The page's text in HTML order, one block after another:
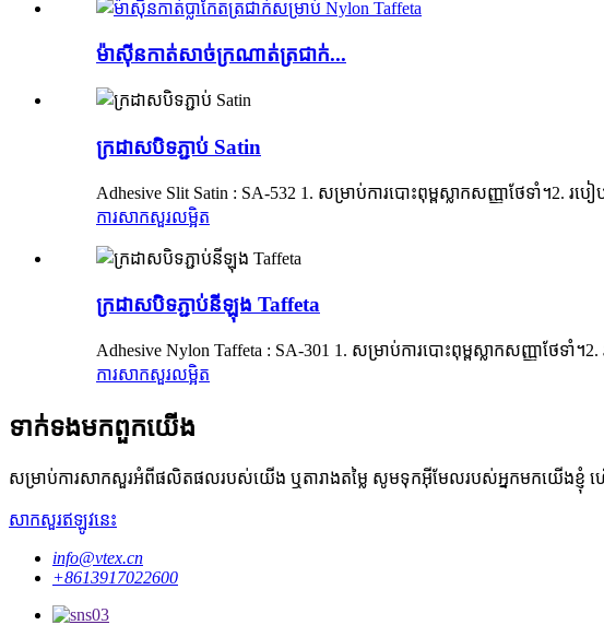
ម៉ាស៊ីនកាត់សាច់ក្រណាត់ត្រជាក់...
ក្រដាសបិទភ្ជាប់ Satin
Adhesive Slit Satin : SA-532 1. សម្រាប់ការបោះពុម្ពស្លាកសញ្ញាថែទាំ។2. រ
ការសាកសួរលម្អិត
ក្រដាសបិទភ្ជាប់នីឡុង Taffeta
Adhesive Nylon Taffeta : SA-301 1. សម្រាប់ការបោះពុម្ពស្លាកសញ្ញាថែទាំ
ការសាកសួរលម្អិត
ទាក់ទង​មក​ពួក​យើង
សម្រាប់ការសាកសួរអំពីផលិតផលរបស់យើង ឬតារាងតម្លៃ សូមទុកអ៊ីមែលរបស់អ្នកមកយើងខ្ញុំ
សាកសួរឥឡូវនេះ
info@vtex.cn
+8613917022600